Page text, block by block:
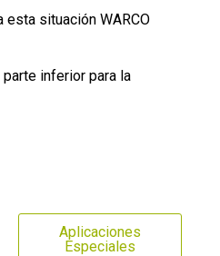
situación WARCO
inferior para la
Aplicaciones
Especiales